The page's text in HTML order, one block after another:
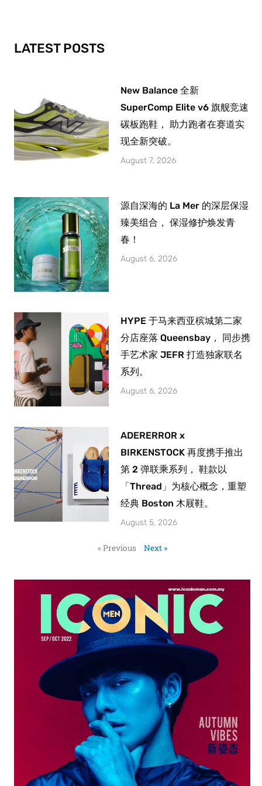
-
f
m
LATEST POSTS
New Balance 全新
SuperComp Elite v6 旗舰竞速
碳板跑鞋， 助力跑者在赛道实
现全新突破。
August 7, 2026
源自深海的 La Mer 的深层保湿
臻美组合， 保湿修护焕发青
春！
August 6, 2026
HYPE 于马来西亚槟城第二家
分店座落 Queensbay， 同步携
手艺术家 JEFR 打造独家联名
系列。
August 6, 2026
ADERERROR x
BIRKENSTOCK 再度携手推出
第 2 弹联乘系列， 鞋款以
「Thread」为核心概念，重塑
经典 Boston 木屐鞋。
August 5, 2026
« Previous Next »